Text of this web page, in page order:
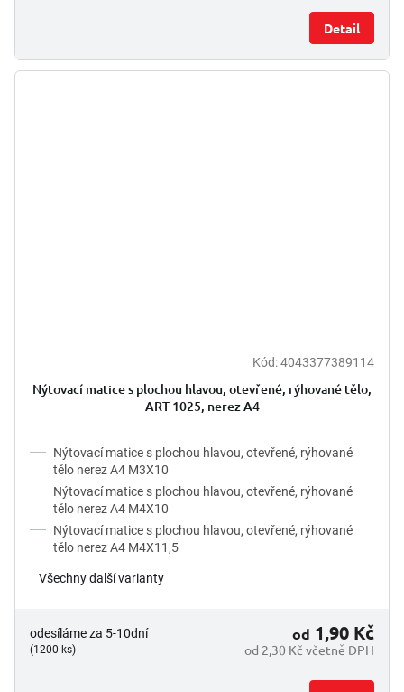
Detail
Kód:4043377389114
Nýtovací matice s plochou hlavou, otevřené, rýhované tělo,
ART 1025, nerez A4
Nýtovací matice s plochou hlavou, otevřené, rýhované
tělo nerez A4 M3X10
Nýtovací matice s plochou hlavou, otevřené, rýhované
tělo nerez A4 M4X10
Nýtovací matice s plochou hlavou, otevřené, rýhované
tělo nerez A4 M4X11,5
Všechny další varianty
odesíláme za 5-10dní
(1200 ks) od 2,30 Kč včetně DPH
od 1,90 Kč